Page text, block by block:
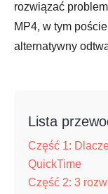
rozwiązać
MP4, w tym
alternatywny
Lista
Część 1:
QuickTime
Część 2: 3